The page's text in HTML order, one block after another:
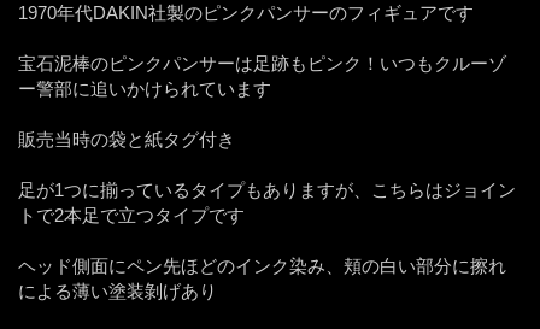
1970年代DAKIN社製のピンクパンサーのフィギュアです
宝石泥棒のピンクパンサーは足跡もピンク！いつもクルーゾ
ー警部に追いかけられています
販売当時の袋と紙タグ付き
足が1つに揃っているタイプもありますが、こちらはジョイン
トで2本足で立つタイプです
ヘッド側面にペン先ほどのインク染み、頬の白い部分に擦れ
による薄い塗装剝げあり